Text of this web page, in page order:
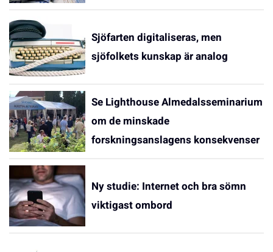
Sjöfarten digitaliseras, men
sjöfolkets kunskap är analog
Se Lighthouse Almedalsseminarium
om de minskade
forskningsanslagens konsekvenser
Ny studie: Internet och bra sömn
viktigast ombord